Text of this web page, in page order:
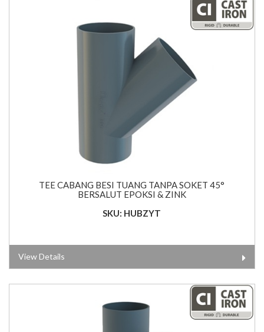
TEE CABANG BESI TUANG TANPA SOKET 45°
BERSALUT EPOKSI & ZINK
SKU: HUBZYT
View Details